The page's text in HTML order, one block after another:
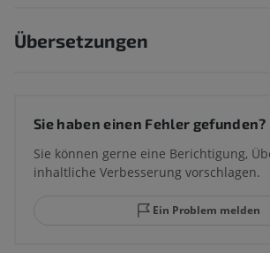
Übersetzungen
Sie haben einen Fehler gefunden?
Sie können gerne eine Berichtigung,
inhaltliche Verbesserung vorschlagen.
Ein Problem melden